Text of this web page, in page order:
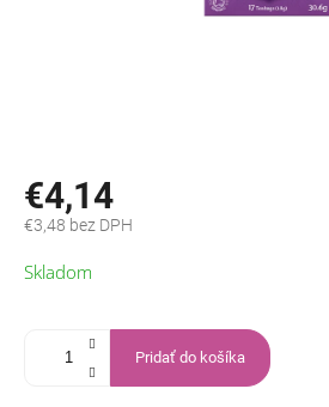
€4,14
€3,48 bez DPH
cena:
Skladom
Pridať do košíka